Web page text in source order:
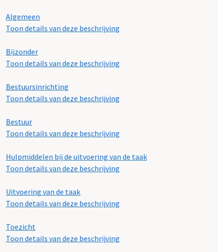
Algemeen
Toon details van deze beschrijving
Bijzonder
Toon details van deze beschrijving
Bestuursinrichting
Toon details van deze beschrijving
Bestuur
Toon details van deze beschrijving
Hulpmiddelen bij de uitvoering van de taak
Toon details van deze beschrijving
Uitvoering van de taak
Toon details van deze beschrijving
Toezicht
Toon details van deze beschrijving